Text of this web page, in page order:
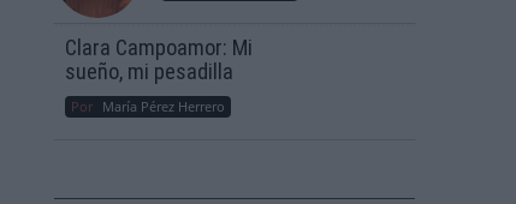
Clara Campoamor: Mi
sueño, mi pesadilla
Por María Pérez Herrero